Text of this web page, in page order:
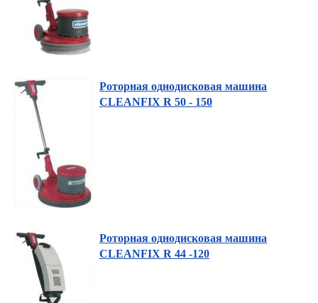
Роторная однодисковая машина
CLEANFIX R 50 - 150
Роторная однодисковая машина
CLEANFIX R 44 -120